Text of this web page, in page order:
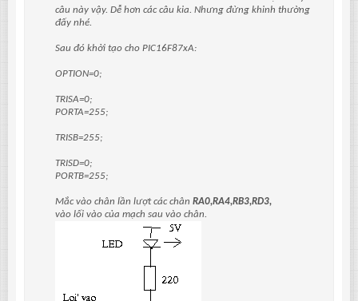
câu này vậy. Dễ hơn các câu kia. Nhưng đừng khinh thường
đấy nhé.
Sau đó khởi tạo cho PIC16F87xA:
OPTION=0;
TRISA=0;
PORTA=255;
TRISB=255;
TRISD=0;
PORTB=255;
Mắc vào chân lần lượt các chân RA0,RA4,RB3,RD3,
vào lối vào của mạch sau vào chân.